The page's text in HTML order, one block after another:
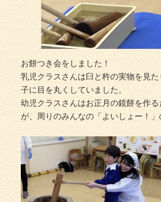
お餅つき会をしました！
乳児クラスさんは臼と杵の実物を見
子に目を丸くしていました。
幼児クラスさんはお正月の鏡餅を作
が、周りのみんなの「よいしょー！